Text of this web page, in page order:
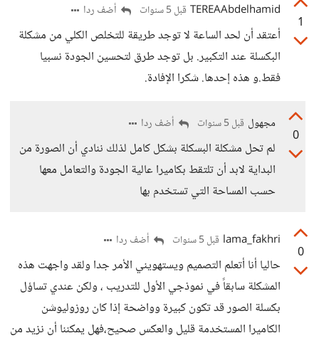
1
TEREAAbdelhamid قبل 5 سنوات أضف ردا
أعتقد أن لحد الساعة لا توجد طريقة للتخلص الكلي من مشكلة
البكسلة عند التكبير. بل توجد طرق لتحسين الجودة نسبيا
فقط.و هذه إحدها. شكرا الإفادة.
0
مجهول قبل 5 سنوات أضف ردا
لم تحل مشكلة البسكلة بشكل كامل لذلك ننادي أن الصورة من
البداية لابد أن تلتقط بكاميرا عالية الجودة والتعامل معها
حسب المساحة التي تستخدم بها
0
lama_fakhri قبل 5 سنوات أضف ردا
حاليا أنا أتعلم التصميم ويستهويني الأمر جدا ولقد واجهت هذه
المشكلة سابقاً في نموذجي الأول للتدريب ، ولكن عندي تساؤل
بكسلة الصور قد تكون كبيرة وواضحة إذا كان روزوليوشن
الكاميرا المستخدمة قليل والعكس صحيح،فهل يمكننا أن نزيد من